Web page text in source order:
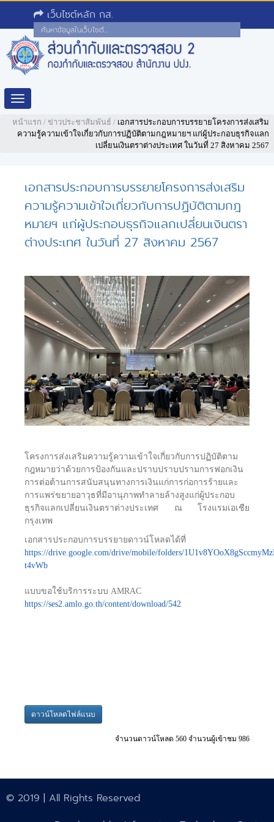
เว็บไซต์หลัก กส.
Toggle
navigation
หน้าแรก / ข่าวประชาสัมพันธ์ / เอกสารประกอบการบรรยายโครงการส่งเสริม
ความรู้ความเข้าใจเกี่ยวกับการปฏิบัติตามกฎหมายฯ แก่ผู้ประกอบธุรกิจแลก
เปลี่ยนเงินตราต่างประเทศ ในวันที่ 27 สิงหาคม 2567
เอกสารประกอบการบรรยายโครงการส่งเสริม
ความรู้ความเข้าใจเกี่ยวกับการปฏิบัติตามกฎ
หมายฯ แก่ผู้ประกอบธุรกิจแลกเปลี่ยนเงินตรา
ต่างประเทศ ในวันที่ 27 สิงหาคม 2567
โครงการส่งเสริมความรู้ความเข้าใจเกี่ยวกับการปฏิบัติตาม
กฎหมายว่าด้วยการป้องกันและปราบปราบปรามการฟอกเงิน
การต่อต้านการสนับสนุนทางการเงินแก่การก่อการร้ายและ
การแพร่ขยายอาวุธที่มีอานุภาพทำลายล้างสูงแก่ผู้ประกอบ
ธุรกิจแลกเปลี่ยนเงินตราต่างประเทศ ณ โรงแรมเอเชีย
กรุงเทพ
เอกสารประกอบการบรรยายดาวน์โหลดได้ที่
https://drive.google.com/drive/mobile/folders/
t4vWb
แบบขอใช้บริการระบบ AMRAC
https://ses2.amlo.go.th/content/download/542
ดาวน์โหลดไฟล์แนบ
จำนวนดาวน์โหลด 560 จำนวนผู้เข้าชม 986
© 2019 | All Rights Reserved